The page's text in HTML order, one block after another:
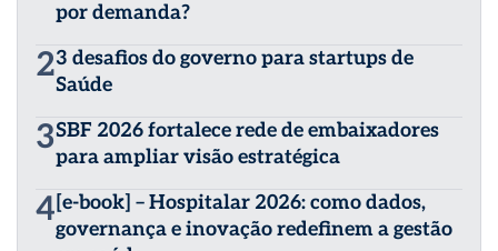
por demanda?
23 desafios do governo para startups de
Saúde
3SBF 2026 fortalece rede de embaixadores
para ampliar visão estratégica
4[e-book] – Hospitalar 2026: como dados,
governança e inovação redefinem a gestão